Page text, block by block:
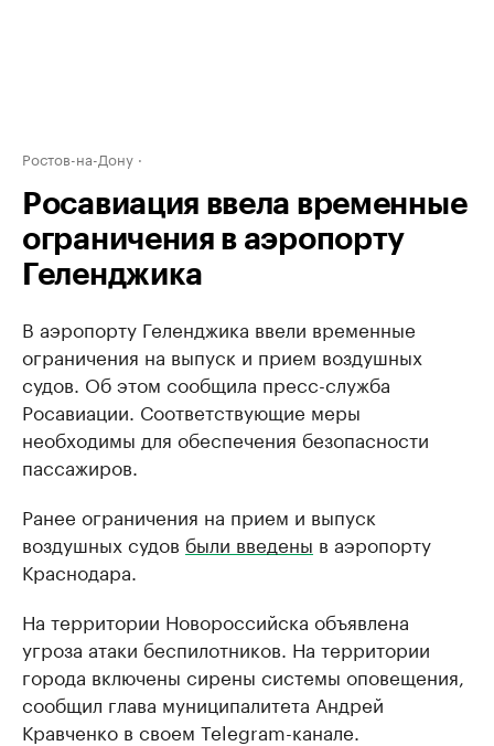
Ростов-на-Дону
Росавиация ввела временные
ограничения в аэропорту
Геленджика
В аэропорту Геленджика ввели временные
ограничения на выпуск и прием воздушных
судов. Об этом сообщила пресс-служба
Росавиации. Соответствующие меры
необходимы для обеспечения безопасности
пассажиров.
Ранее ограничения на прием и выпуск
воздушных судов были введены в аэропорту
Краснодара.
На территории Новороссийска объявлена
угроза атаки беспилотников. На территории
города включены сирены системы оповещения,
сообщил глава муниципалитета Андрей
Кравченко в своем Telegram-канале.